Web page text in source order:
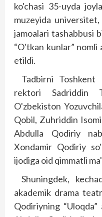
ko'chasi 35-uyda
muzeyida
jamoalari tashabbusi
“O'tkan kunlar”
etildi.
Tadbirni
rektori Sadriddin
O'zbekiston
Qobil, Zuhriddin
Abdulla Qodiriy
Xondamir Qodiriy
ijodiga oid qimmatli
Shuningdek,
akademik drama
Qodiriyning